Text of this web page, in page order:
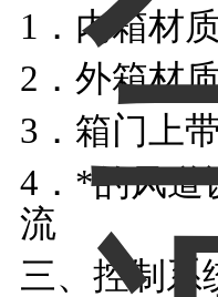
1．内箱材
2．外箱材
3．箱门上
4．*的风道
流
三、控制系